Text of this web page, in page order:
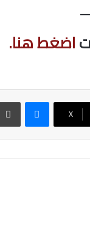
اضغط هنا.
‫X
ماسنجر